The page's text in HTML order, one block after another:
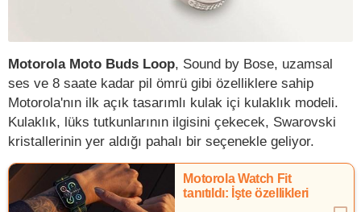
Motorola Moto Buds Loop, Sound by Bose, uzamsal
ses ve 8 saate kadar pil ömrü gibi özelliklere sahip
Motorola'nın ilk açık tasarımlı kulak içi kulaklık modeli.
Kulaklık, lüks tutkunlarının ilgisini çekecek, Swarovski
kristallerinin yer aldığı pahalı bir seçenekle geliyor.
Motorola Watch Fit
tanıtıldı: İşte özellikleri